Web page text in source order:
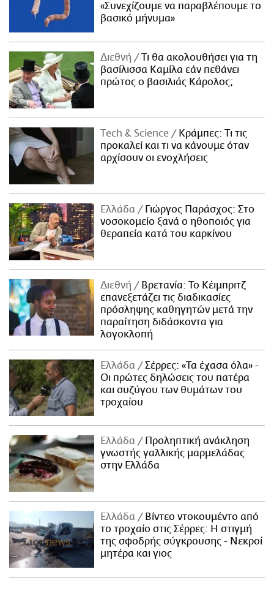
«Συνεχίζουμε να παραβλέπουμε το
βασικό μήνυμα»
Διεθνή
Τι θα ακολουθήσει για τη
βασίλισσα Καμίλα εάν πεθάνει
πρώτος ο βασιλιάς Κάρολος;
Τech & Science
Κράμπες: Τι τις
προκαλεί και τι να κάνουμε όταν
αρχίσουν οι ενοχλήσεις
Ελλάδα
Γιώργος Παράσχος: Στο
νοσοκομείο ξανά ο ηθοποιός για
θεραπεία κατά του καρκίνου
Διεθνή
Βρετανία: Το Κέιμπριτζ
επανεξετάζει τις διαδικασίες
πρόσληψης καθηγητών μετά την
παραίτηση διδάσκοντα για
λογοκλοπή
Ελλάδα
Σέρρες: «Τα έχασα όλα» -
Οι πρώτες δηλώσεις του πατέρα
και συζύγου των θυμάτων του
τροχαίου
Ελλάδα
Προληπτική ανάκληση
γνωστής γαλλικής μαρμελάδας
στην Ελλάδα
Ελλάδα
Βίντεο ντοκουμέντο από
το τροχαίο στις Σέρρες: Η στιγμή
της σφοδρής σύγκρουσης - Νεκροί
μητέρα και γιος